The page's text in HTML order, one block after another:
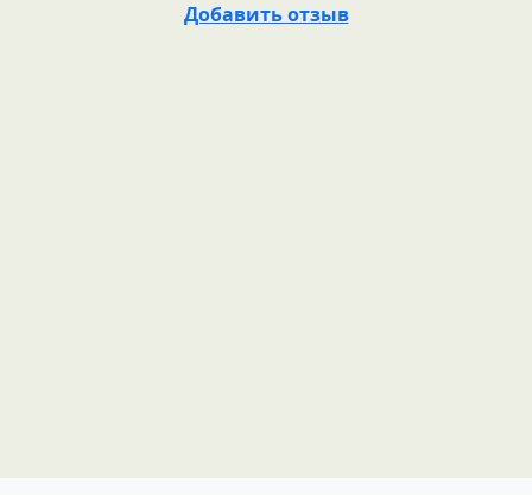
Добавить отзыв